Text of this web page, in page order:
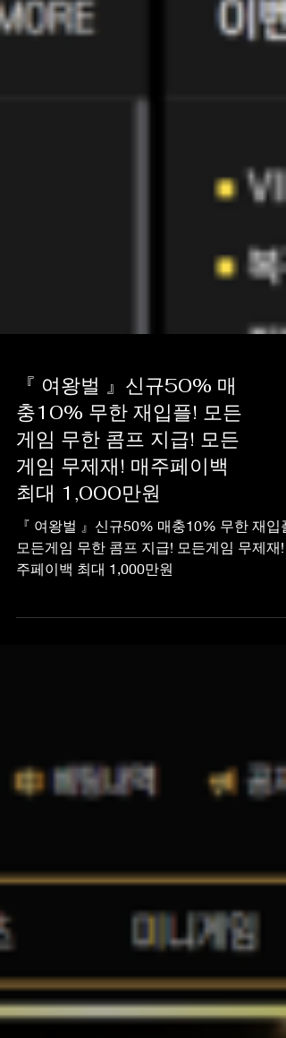
『 여왕벌 』신규50% 매
충10% 무한 재입플! 모든
게임 무한 콤프 지급! 모든
게임 무제재! 매주페이백
최대 1,000만원
『 여왕벌 』신규50% 매충10% 무한 재입
모든게임 무한 콤프 지급! 모든게임 무제재!